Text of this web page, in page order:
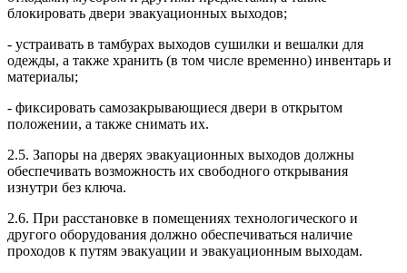
блокировать двери эвакуационных выходов;
- устраивать в тамбурах выходов сушилки и вешалки для
одежды, а также хранить (в том числе временно) инвентарь и
материалы;
- фиксировать самозакрывающиеся двери в открытом
положении, а также снимать их.
2.5. Запоры на дверях эвакуационных выходов должны
обеспечивать возможность их свободного открывания
изнутри без ключа.
2.6. При расстановке в помещениях технологического и
другого оборудования должно обеспечиваться наличие
проходов к путям эвакуации и эвакуационным выходам.